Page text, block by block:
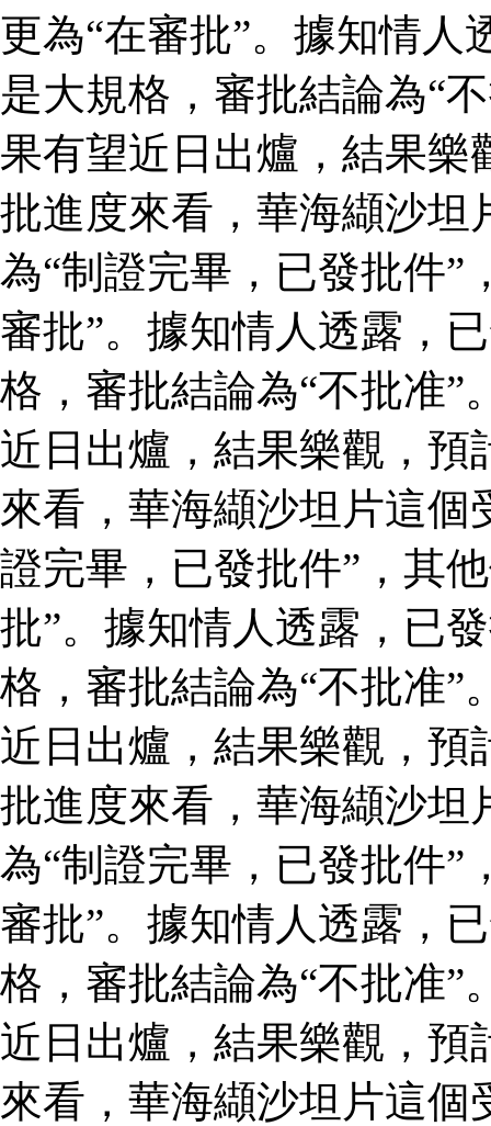
更為“在審批”。據知情
是大規格，審批結論為“
果有望近日出爐，結果樂
批進度來看，華海纈沙坦
為“制證完畢，已發批件”
審批”。據知情人透露，
格，審批結論為“不批准”
近日出爐，結果樂觀，預
來看，華海纈沙坦片這個
證完畢，已發批件”，其
批”。據知情人透露，已
格，審批結論為“不批准”
近日出爐，結果樂觀，
批進度來看，華海纈沙坦
為“制證完畢，已發批件”
審批”。據知情人透露，
格，審批結論為“不批准”
近日出爐，結果樂觀，預
來看，華海纈沙坦片這個